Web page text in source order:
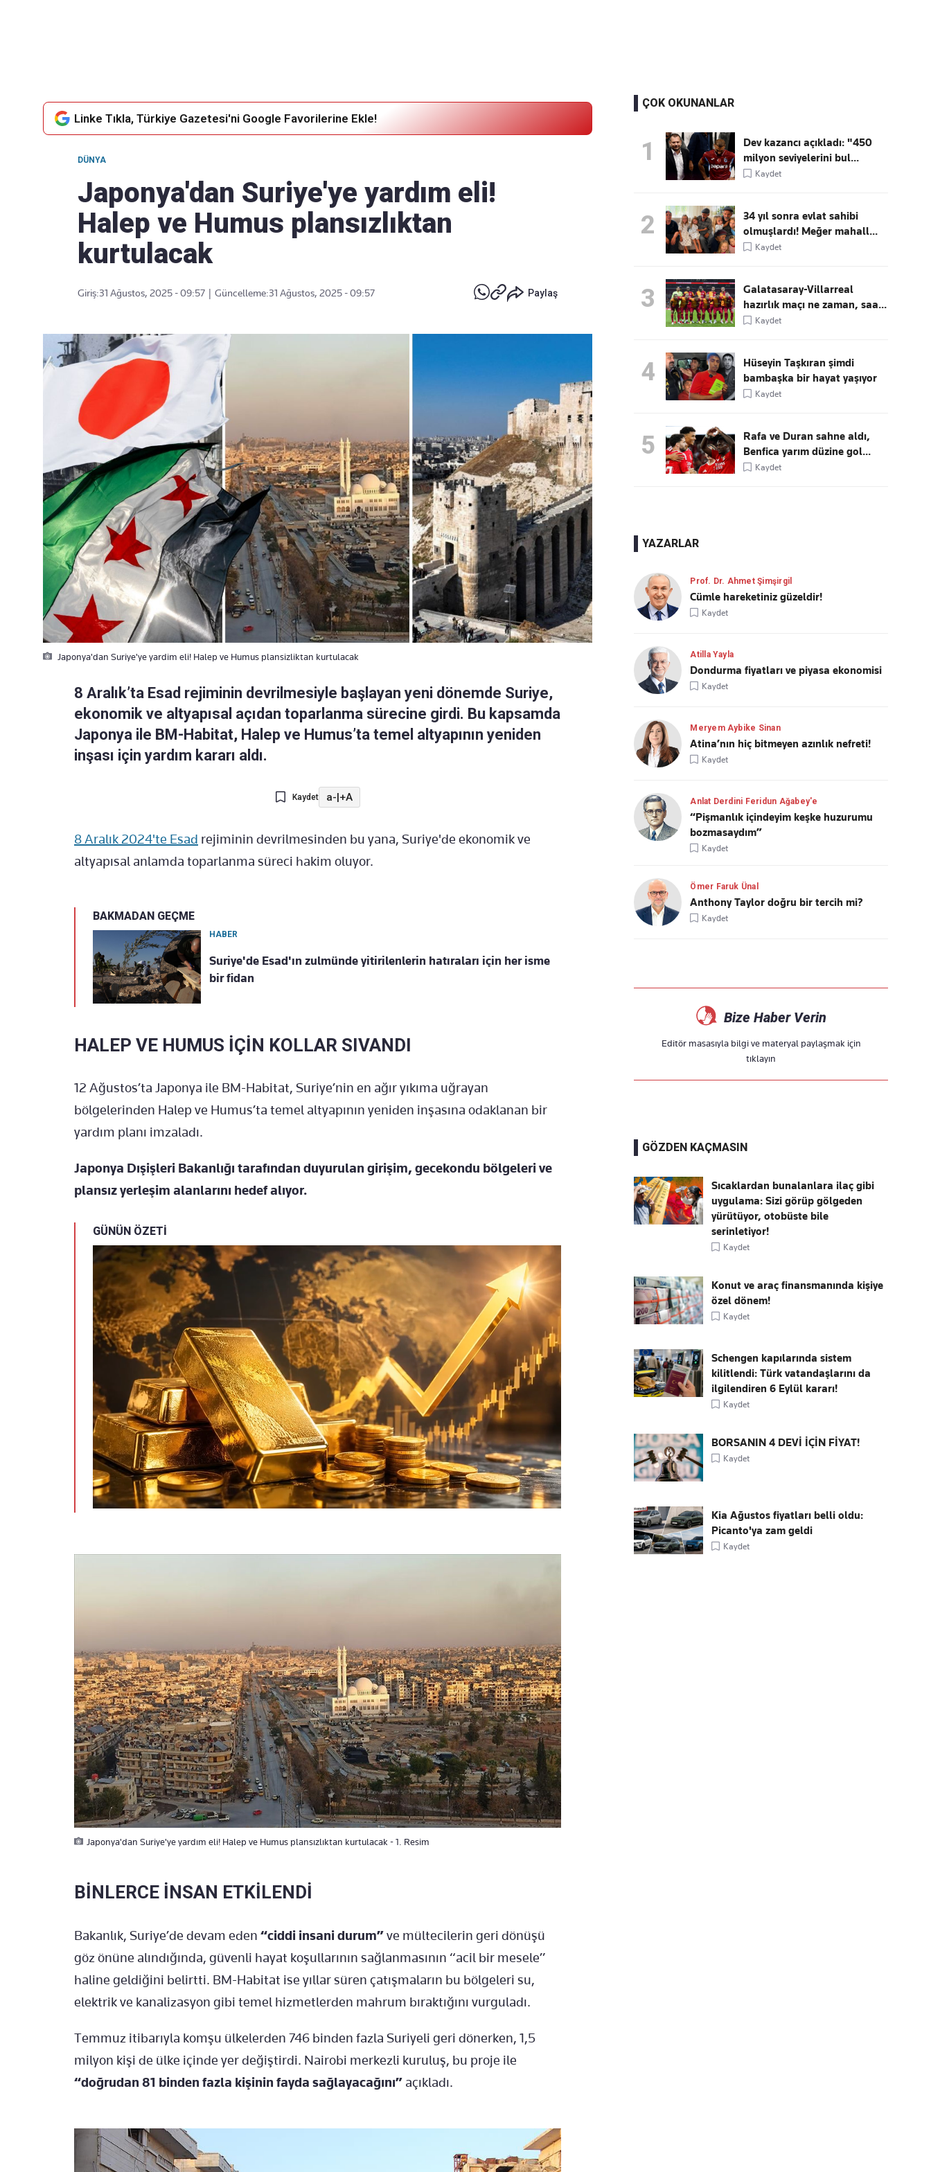
Linke Tıkla, Türkiye Gazetesi'ni Google Favorilerine Ekle!
DÜNYA
Japonya'dan Suriye'ye yardım eli!
Halep ve Humus plansızlıktan
kurtulacak
Giriş:31 Ağustos, 2025 - 09:57 Güncelleme:31 Ağustos, 2025 - 09:57 Paylaş
Japonya'dan Suriye'ye yardim eli! Halep ve Humus plansizliktan kurtulacak
8 Aralık’ta Esad rejiminin devrilmesiyle başlayan yeni dönemde Suriye,
ekonomik ve altyapısal açıdan toparlanma sürecine girdi. Bu kapsamda
Japonya ile BM-Habitat, Halep ve Humus’ta temel altyapının yeniden
inşası için yardım kararı aldı.
Kaydet a-|+A
8 Aralık 2024'te Esad rejiminin devrilmesinden bu yana, Suriye'de ekonomik ve
altyapısal anlamda toparlanma süreci hakim oluyor.
BAKMADAN GEÇME
HABER
Suriye'de Esad'ın zulmünde yitirilenlerin hatıraları için her isme
bir fidan
HALEP VE HUMUS İÇİN KOLLAR SIVANDI
12 Ağustos’ta Japonya ile BM-Habitat, Suriye’nin en ağır yıkıma uğrayan
bölgelerinden Halep ve Humus’ta temel altyapının yeniden inşasına odaklanan bir
yardım planı imzaladı.
Japonya Dışişleri Bakanlığı tarafından duyurulan girişim, gecekondu bölgeleri ve
plansız yerleşim alanlarını hedef alıyor.
GÜNÜN ÖZETİ
Japonya'dan Suriye'ye yardım eli! Halep ve Humus plansızlıktan kurtulacak - 1. Resim
BİNLERCE İNSAN ETKİLENDİ
Bakanlık, Suriye’de devam eden “ciddi insani durum”ve mültecilerin geri dönüşü
göz önüne alındığında, güvenli hayat koşullarının sağlanmasının “acil bir mesele”
haline geldiğini belirtti. BM-Habitat ise yıllar süren çatışmaların bu bölgeleri su,
elektrik ve kanalizasyon gibi temel hizmetlerden mahrum bıraktığını vurguladı.
Temmuz itibarıyla komşu ülkelerden 746 binden fazla Suriyeli geri dönerken, 1,5
milyon kişi de ülke içinde yer değiştirdi. Nairobi merkezli kuruluş, bu proje ile
“doğrudan 81 binden fazla kişinin fayda sağlayacağını” açıkladı.
ÇOK OKUNANLAR
1
Dev kazancı açıkladı: "450
milyon seviyelerini bul...
Kaydet
2
34 yıl sonra evlat sahibi
olmuşlardı! Meğer mahall...
Kaydet
3
Galatasaray-Villarreal
hazırlık maçı ne zaman, saa...
Kaydet
4
Hüseyin Taşkıran şimdi
bambaşka bir hayat yaşıyor
Kaydet
5
Rafa ve Duran sahne aldı,
Benfica yarım düzine gol...
Kaydet
YAZARLAR
Prof. Dr. Ahmet Şimşirgil
Cümle hareketiniz güzeldir!
Kaydet
Atilla Yayla
Dondurma fiyatları ve piyasa ekonomisi
Kaydet
Meryem Aybike Sinan
Atina’nın hiç bitmeyen azınlık nefreti!
Kaydet
Anlat Derdini Feridun Ağabey'e
“Pişmanlık içindeyim keşke huzurumu
bozmasaydım”
Kaydet
Ömer Faruk Ünal
Anthony Taylor doğru bir tercih mi?
Kaydet
Bize Haber Verin
Editör masasıyla bilgi ve materyal paylaşmak için
tıklayın
GÖZDEN KAÇMASIN
Sıcaklardan bunalanlara ilaç gibi
uygulama: Sizi görüp gölgeden
yürütüyor, otobüste bile
serinletiyor!
Kaydet
Konut ve araç finansmanında kişiye
özel dönem!
Kaydet
Schengen kapılarında sistem
kilitlendi: Türk vatandaşlarını da
ilgilendiren 6 Eylül kararı!
Kaydet
BORSANIN 4 DEVİ İÇİN FİYAT!
Kaydet
Kia Ağustos fiyatları belli oldu:
Picanto'ya zam geldi
Kaydet